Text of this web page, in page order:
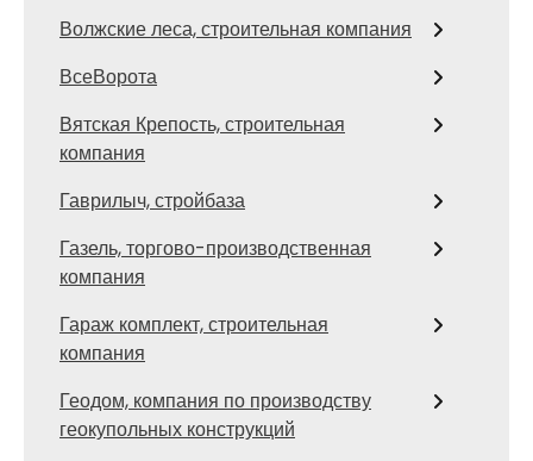
Волжские леса, строительная компания
ВсеВорота
Вятская Крепость, строительная
компания
Гаврилыч, стройбаза
Газель, торгово-производственная
компания
Гараж комплект, строительная
компания
Геодом, компания по производству
геокупольных конструкций